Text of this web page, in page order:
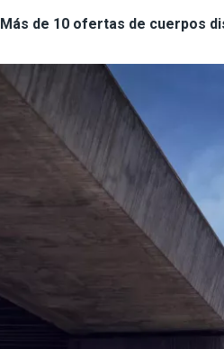
Más de 10 ofertas de cuerpos